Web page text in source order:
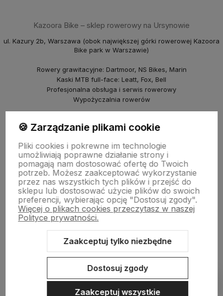
Kazoora Bike – sklep rowerowy na Ursynowie
ul. Kazury 2b, Warszawa (obok największej górki rowerowej Kazoora
Bike park w Warszawie)
Rowery grawitacyjne: Dartmoor, NS Bikes, Marin
Kaski MTB full-face: Leatt, Fox, Bell
Profesjonalna obsługa i serwis rowerowy
Wypożyczalnia rowerów
piBike – sklep rowerowy na Młocinach
ul. Farysa 60b, Warszawa
Rowery crossowe i miejskie (Marin, NS Bikes, Polka)
Punkt odbioru i serwis
© 2025 Kazoora BIKE & piBike. Wszelkie prawa zastrzeżone.
Sklep internetowy Shoper.pl Szablon Shoper Modern 3.0™
🍪 Zarządzanie plikami cookie
Pliki cookies i pokrewne im technologie
umożliwiają poprawne działanie strony i
pomagają nam dostosować ofertę do Twoich
potrzeb. Możesz zaakceptować wykorzystanie
przez nas wszystkich tych plików i przejść do
sklepu lub dostosować użycie plików do swoich
preferencji, wybierając opcję "Dostosuj zgody".
Więcej o plikach cookies przeczytasz w naszej
Polityce prywatności.
Zaakceptuj tylko niezbędne
Dostosuj zgody
Zaakceptuj wszystkie